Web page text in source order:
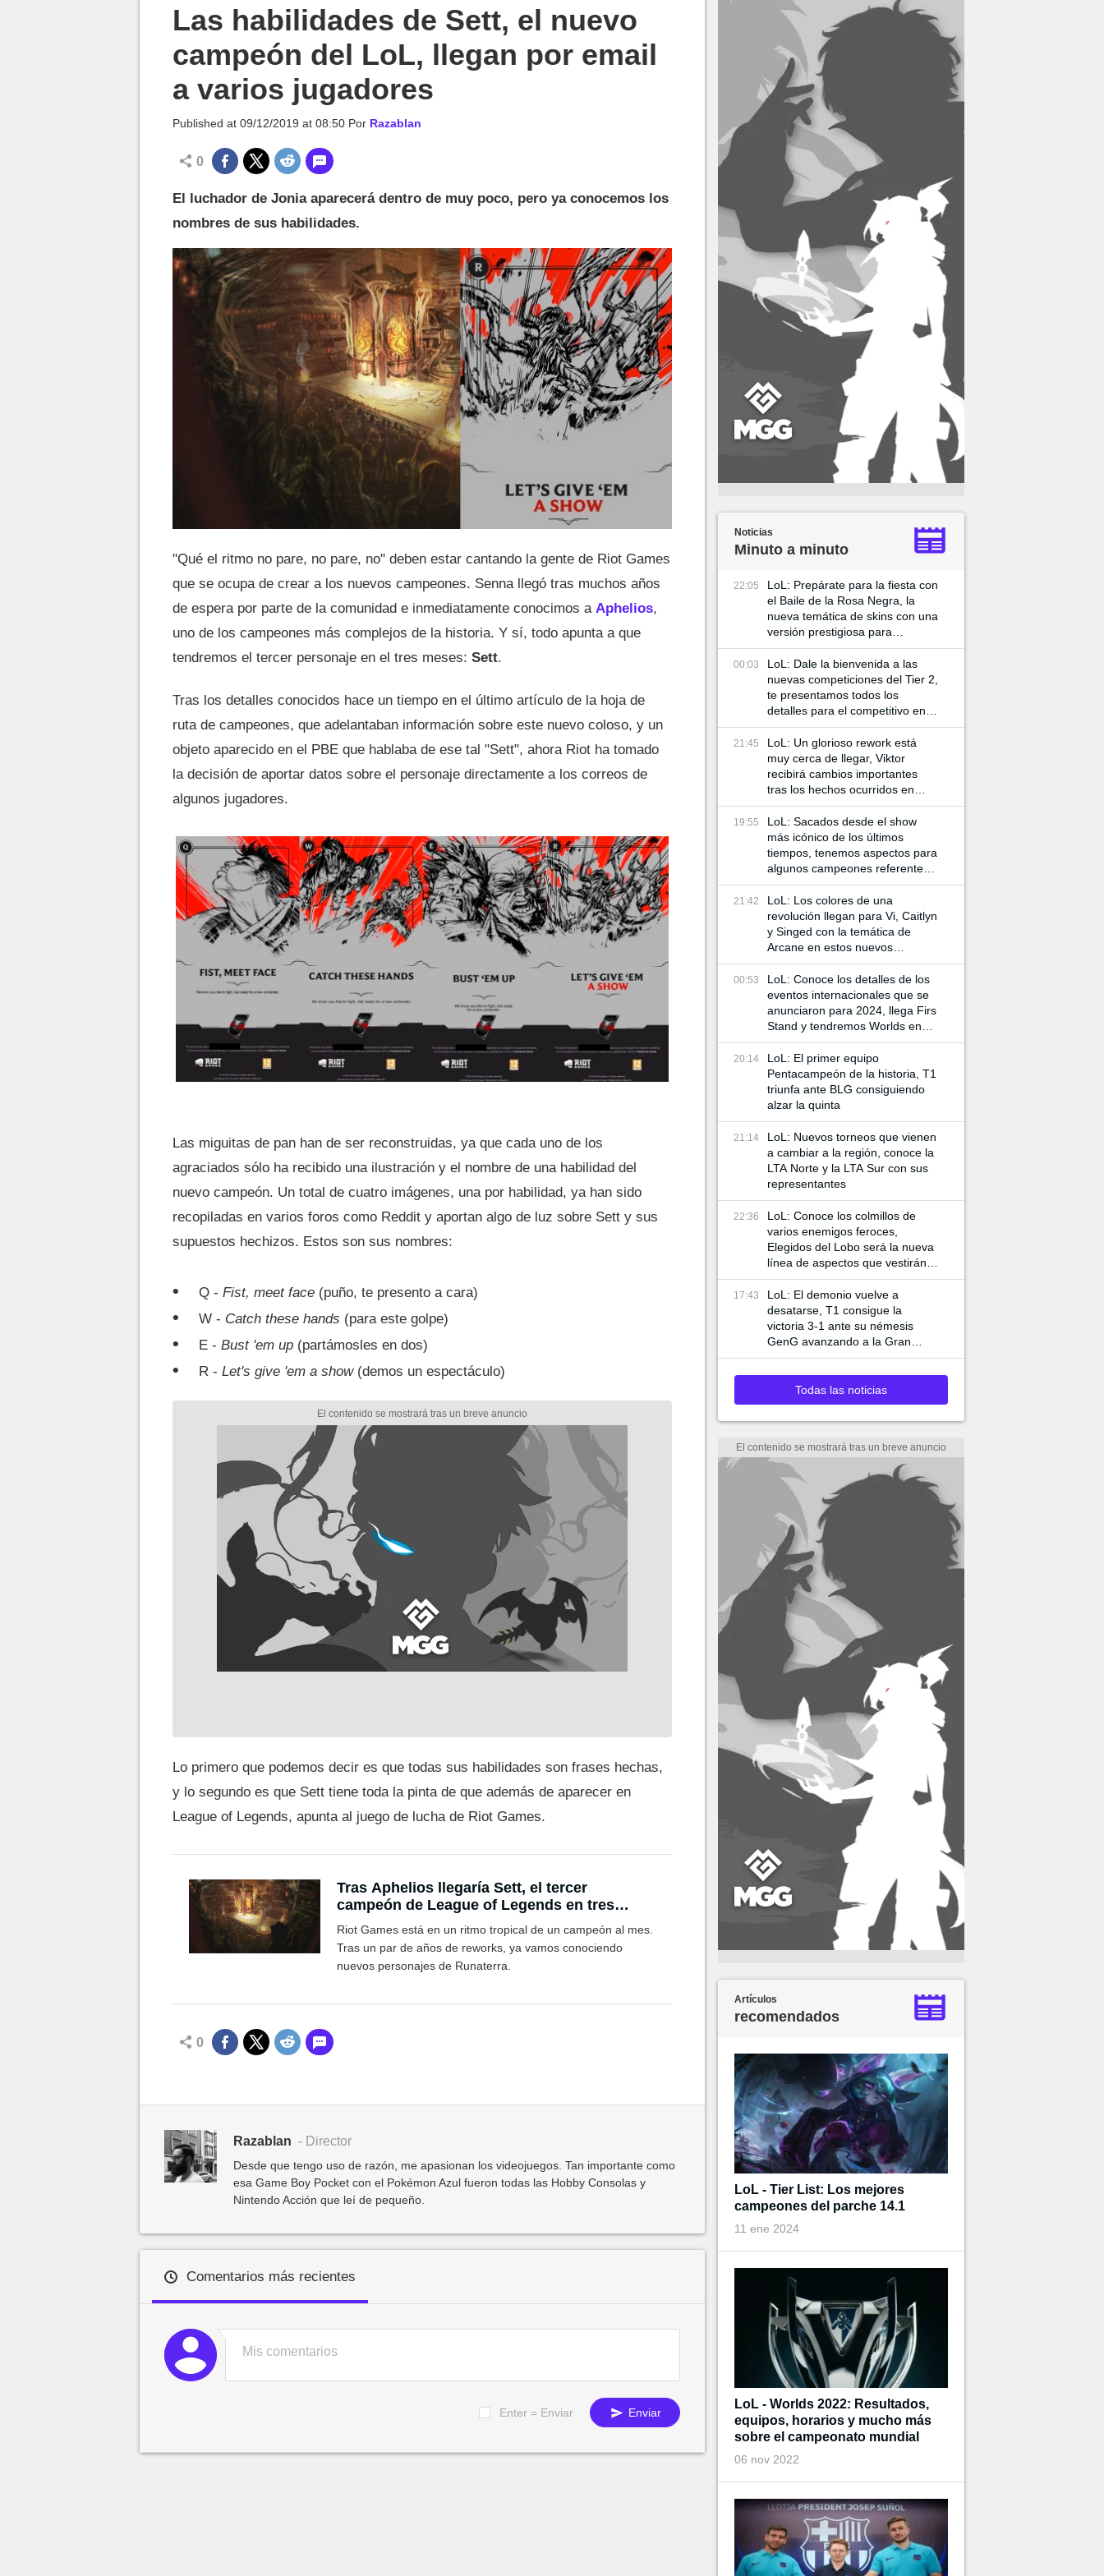
Las habilidades de Sett, el nuevo
campeón del LoL, llegan por email
a varios jugadores
Published at 09/12/2019 at 08:50 Por Razablan
0
El luchador de Jonia aparecerá dentro de muy poco, pero ya conocemos los
nombres de sus habilidades.
"Qué el ritmo no pare, no pare, no" deben estar cantando la gente de Riot Games
que se ocupa de crear a los nuevos campeones. Senna llegó tras muchos años
de espera por parte de la comunidad e inmediatamente conocimos a Aphelios,
uno de los campeones más complejos de la historia. Y sí, todo apunta a que
tendremos el tercer personaje en el tres meses: Sett.
Tras los detalles conocidos hace un tiempo en el último artículo de la hoja de
ruta de campeones, que adelantaban información sobre este nuevo coloso, y un
objeto aparecido en el PBE que hablaba de ese tal "Sett", ahora Riot ha tomado
la decisión de aportar datos sobre el personaje directamente a los correos de
algunos jugadores.
Las miguitas de pan han de ser reconstruidas, ya que cada uno de los
agraciados sólo ha recibido una ilustración y el nombre de una habilidad del
nuevo campeón. Un total de cuatro imágenes, una por habilidad, ya han sido
recopiladas en varios foros como Reddit y aportan algo de luz sobre Sett y sus
supuestos hechizos. Estos son sus nombres:
Q - Fist, meet face (puño, te presento a cara)
W - Catch these hands (para este golpe)
E - Bust 'em up (partámosles en dos)
R - Let's give 'em a show(demos un espectáculo)
Lo primero que podemos decir es que todas sus habilidades son frases hechas,
y lo segundo es que Sett tiene toda la pinta de que además de aparecer en
League of Legends, apunta al juego de lucha de Riot Games.
Tras Aphelios llegaría Sett, el tercer
campeón de League of Legends en tres
meses
Riot Games está en un ritmo tropical de un campeón al mes.
Tras un par de años de reworks, ya vamos conociendo
nuevos personajes de Runaterra.
0
Razablan - Director
Desde que tengo uso de razón, me apasionan los videojuegos. Tan importante como
esa Game Boy Pocket con el Pokémon Azul fueron todas las Hobby Consolas y
Nintendo Acción que leí de pequeño.
Comentarios más recientes
Enter = Enviar Enviar
Noticias
Minuto a minuto
22:05
LoL: Prepárate para la fiesta con
el Baile de la Rosa Negra, la
nueva temática de skins con una
versión prestigiosa para
Katarian
00:03
LoL: Dale la bienvenida a las
nuevas competiciones del Tier 2,
te presentamos todos los
detalles para el competitivo en el
2025
21:45
LoL: Un glorioso rework está
muy cerca de llegar, Viktor
recibirá cambios importantes
tras los hechos ocurridos en
Arcane
19:55
LoL: Sacados desde el show
más icónico de los últimos
tiempos, tenemos aspectos para
algunos campeones referentes
a Arcane
21:42
LoL: Los colores de una
revolución llegan para Vi, Caitlyn
y Singed con la temática de
Arcane en estos nuevos
aspectos
00:53
LoL: Conoce los detalles de los
eventos internacionales que se
anunciaron para 2024, llega Firs
Stand y tendremos Worlds en
China
20:14
LoL: El primer equipo
Pentacampeón de la historia, T1
triunfa ante BLG consiguiendo
alzar la quinta
21:14
LoL: Nuevos torneos que vienen
a cambiar a la región, conoce la
LTA Norte y la LTA Sur con sus
representantes
22:36
LoL: Conoce los colmillos de
varios enemigos feroces,
Elegidos del Lobo será la nueva
línea de aspectos que vestirán a
Ambessa y Swain
17:43
LoL: El demonio vuelve a
desatarse, T1 consigue la
victoria 3-1 ante su némesis
GenG avanzando a la Gran
Final de Worlds 2024
Todas las noticias
Artículos
recomendados
LoL - Tier List: Los mejores
campeones del parche 14.1
11 ene 2024
LoL - Worlds 2022: Resultados,
equipos, horarios y mucho más
sobre el campeonato mundial
06 nov 2022